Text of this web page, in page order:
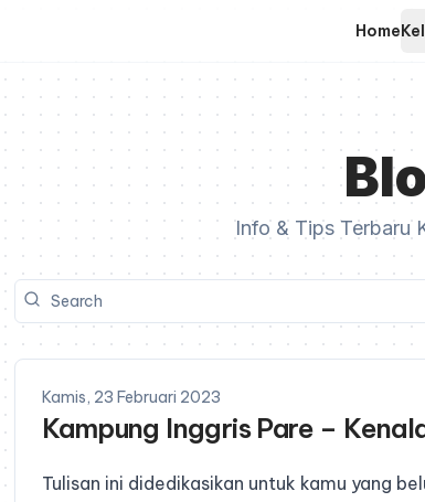
Home
Info & Tips Terbaru
Kamis, 23 Februari 2023
Kampung Inggris Pare –
Tulisan ini didedikasikan untuk kamu yang